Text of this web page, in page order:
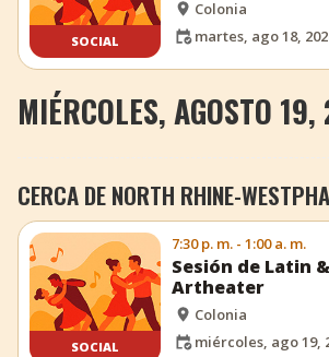
SOCIAL
Colonia
martes, ago 18,
MIÉRCOLES, AGOSTO
CERCA DE NORTH RHINE-
SOCIAL
7:30 p. m. - 1:00 a. m.
Sesión de Latin
Artheater
Colonia
miércoles, ago 19,